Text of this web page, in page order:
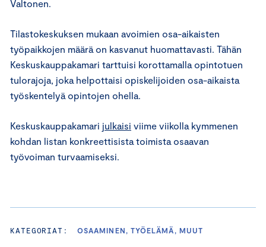
Valtonen.
Tilastokeskuksen mukaan avoimien osa-aikaisten
työpaikkojen määrä on kasvanut huomattavasti. Tähän
Keskuskauppakamari tarttuisi korottamalla opintotuen
tulorajoja, joka helpottaisi opiskelijoiden osa-aikaista
työskentelyä opintojen ohella.
Keskuskauppakamari julkaisi viime viikolla kymmenen
kohdan listan konkreettisista toimista osaavan
työvoiman turvaamiseksi.
KATEGORIAT: OSAAMINEN, TYÖELÄMÄ, MUUT